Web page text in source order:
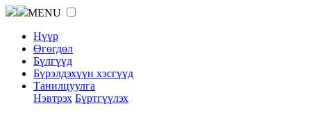
MENU
Нүүр
Өгөгдөл
Бүлгүүд
Бүрэлдэхүүн хэсгүүд
Танилцуулга
Нэвтрэх Бүртгүүлэх